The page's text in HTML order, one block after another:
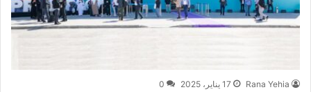
Rana Yehia 17 يناير، 2025 0